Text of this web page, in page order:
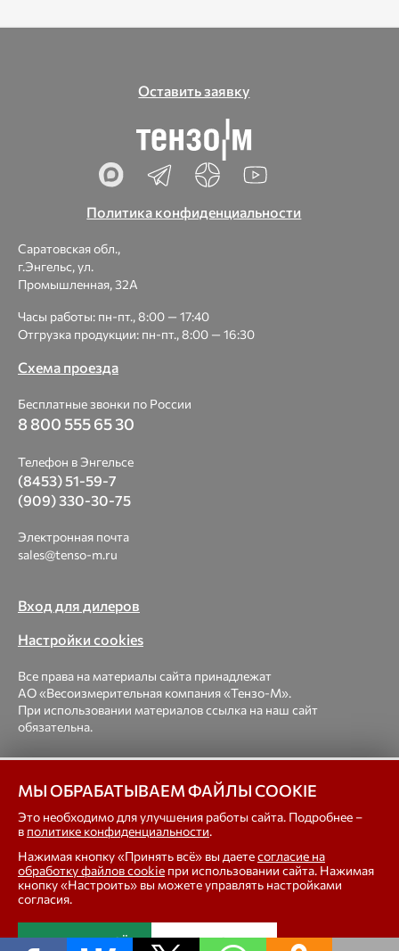
Оставить заявку
Политика конфиденциальности
Саратовская обл.,
г.Энгельс, ул.
Промышленная, 32А
Часы работы: пн-пт., 8:00 — 17:40
Отгрузка продукции: пн-пт., 8:00 — 16:30
Схема проезда
Бесплатные звонки по России
8 800 555 65 30
Телефон в Энгельсе
(8453) 51-59-7
(909) 330-30-75
Электронная почта
sales@tenso-m.ru
Вход для дилеров
Настройки cookies
Все права на материалы сайта принадлежат
АО «Весоизмерительная компания «Тензо-М».
При использовании материалов ссылка на наш сайт
обязательна.
платформенные, крановые, вагонные, бункерные,
тензодатчики
In english
МЫ ОБРАБАТЫВАЕМ ФАЙЛЫ COOKIE
Это необходимо для улучшения работы сайта. Подробнее –
в политике конфиденциальности.
Нажимая кнопку «Принять всё» вы даетесогласие на
обработку файлов cookie при использовании сайта. Нажимая
кнопку «Настроить» вы можете управлять настройками
согласия.
ПРИНЯТЬ ВСЁ НАСТРОИТЬ